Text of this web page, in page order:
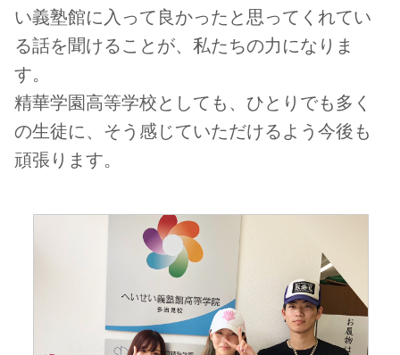
い義塾館に入って良かったと思ってくれてい
る話を聞けることが、私たちの力になりま
す。
精華学園高等学校としても、ひとりでも多く
の生徒に、そう感じていただけるよう今後も
頑張ります。